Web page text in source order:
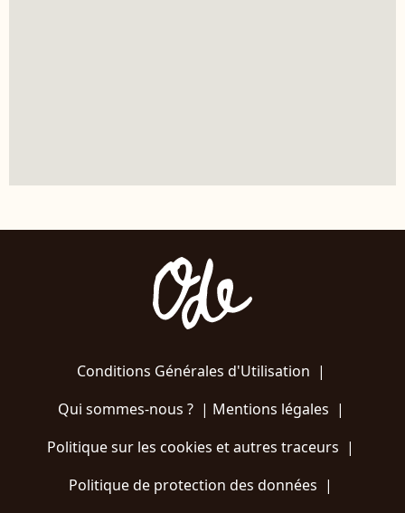
Conditions Générales d'Utilisation |
Qui sommes-nous ?| Mentions légales |
Politique sur les cookies et autres traceurs |
Politique de protection des données |